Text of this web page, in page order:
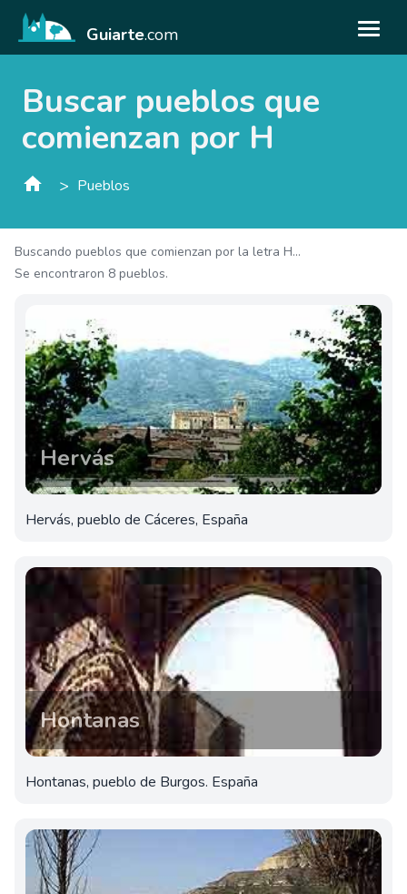
Guiarte.com
Buscar pueblos que
comienzan por H
> Pueblos
Buscando pueblos que comienzan por la letra H...
Se encontraron 8 pueblos.
Hervás
Hervás, pueblo de Cáceres, España
Hontanas
Hontanas, pueblo de Burgos. España